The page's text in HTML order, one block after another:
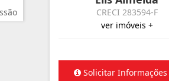
CRECI 283594-F
ver imóveis +
Solicitar Informações